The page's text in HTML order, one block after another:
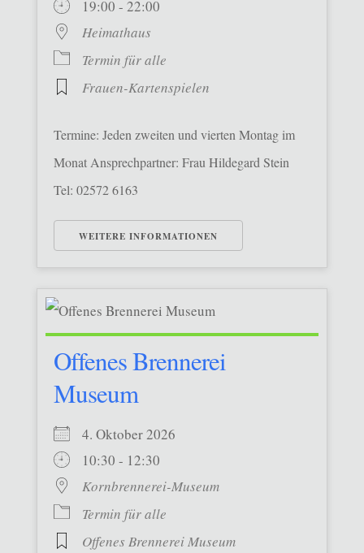
19:00 - 22:00
Heimathaus
Termin für alle
Frauen-Kartenspielen
Termine: Jeden zweiten und vierten Montag im
Monat Ansprechpartner: Frau Hildegard Stein
Tel: 02572 6163
WEITERE INFORMATIONEN
Offenes Brennerei
Museum
4. Oktober 2026
10:30 - 12:30
Kornbrennerei-Museum
Termin für alle
Offenes Brennerei Museum